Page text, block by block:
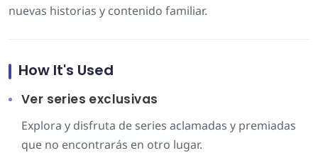
nuevas historias y contenido familiar.
How It's Used
Ver series exclusivas
Explora y disfruta de series aclamadas y premiadas
que no encontrarás en otro lugar.